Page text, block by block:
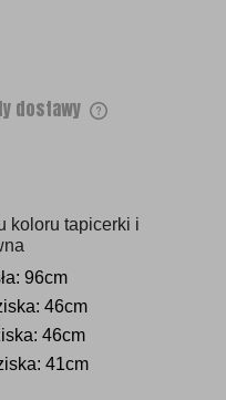
dostawy
koloru tapicerki i
96cm
46cm
46cm
41cm